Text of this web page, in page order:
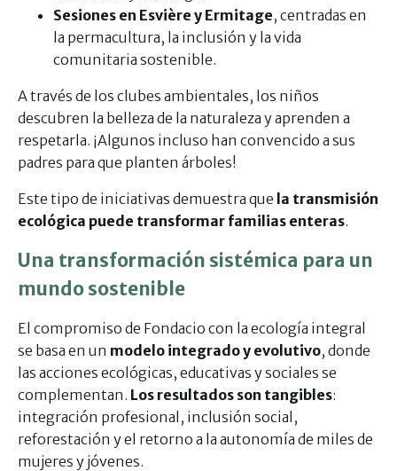
Sesiones en Esvière y Ermitage, centradas en
la permacultura, la inclusión y la vida
comunitaria sostenible.
A través de los clubes ambientales, los niños
descubren la belleza de la naturaleza y aprenden a
respetarla. ¡Algunos incluso han convencido a sus
padres para que planten árboles!
Este tipo de iniciativas demuestra que la transmisión
ecológica puede transformar familias enteras.
Una transformación sistémica para un
mundo sostenible
El compromiso de Fondacio con la ecología integral
se basa en un modelo integrado y evolutivo, donde
las acciones ecológicas, educativas y sociales se
complementan. Los resultados son tangibles:
integración profesional, inclusión social,
reforestación y el retorno a la autonomía de miles de
mujeres y jóvenes.